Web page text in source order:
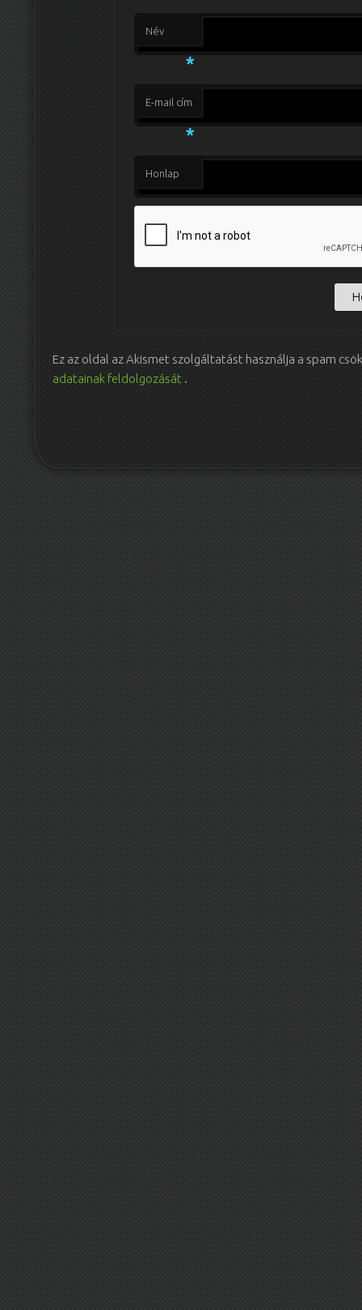
Név
*
E-mail cím
*
Honlap
Ez az oldal az Akismet szolgáltatást használja a spam
adatainak feldolgozását .